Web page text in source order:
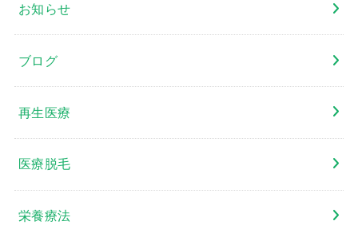
お知らせ
ブログ
再生医療
医療脱毛
栄養療法